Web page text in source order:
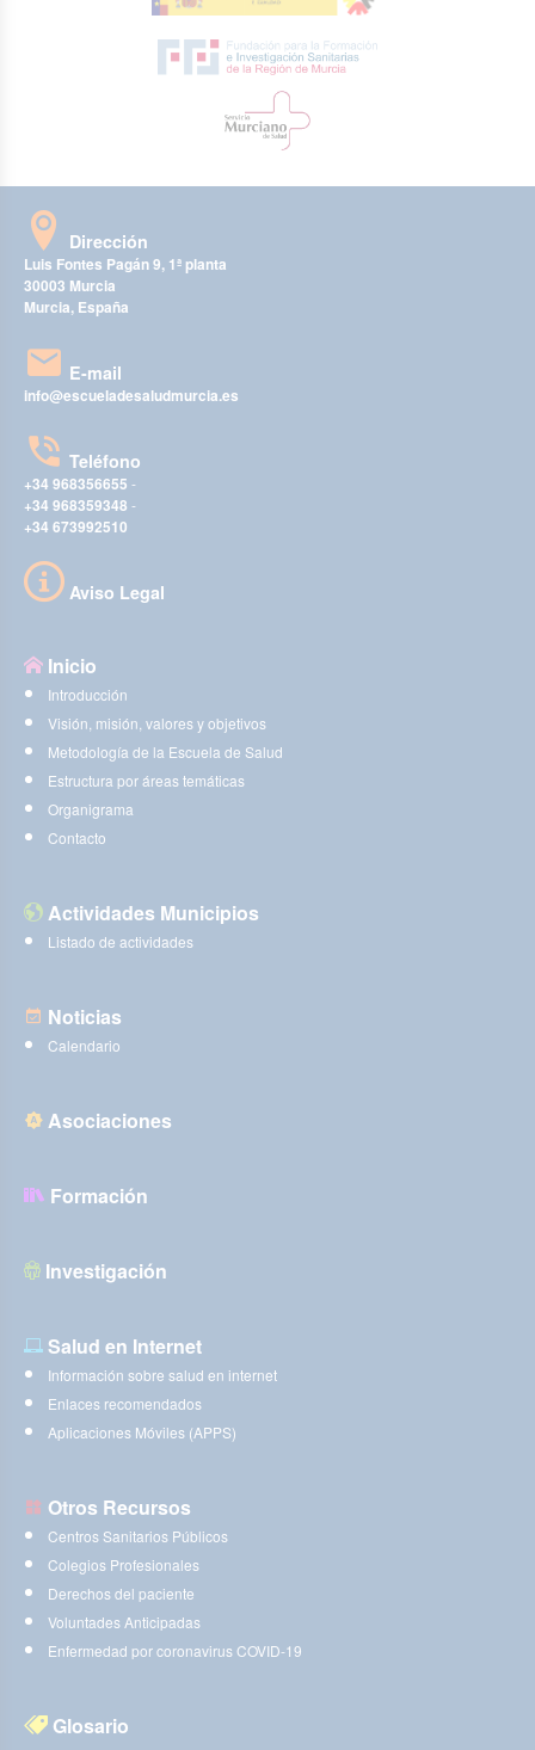
Dirección
Luis Fontes Pagán 9, 1ª planta
30003 Murcia
Murcia, España
E-mail
info@escueladesaludmurcia.es
Teléfono
+34 968356655 -
+34 968359348 -
+34 673992510
Aviso Legal
Inicio
Introducción
Visión, misión, valores y objetivos
Metodología de la Escuela de Salud
Estructura por áreas temáticas
Organigrama
Contacto
Actividades Municipios
Listado de actividades
Noticias
Calendario
Asociaciones
Formación
Investigación
Salud en Internet
Información sobre salud en internet
Enlaces recomendados
Aplicaciones Móviles (APPS)
Otros Recursos
Centros Sanitarios Públicos
Colegios Profesionales
Derechos del paciente
Voluntades Anticipadas
Enfermedad por coronavirus COVID-19
Glosario